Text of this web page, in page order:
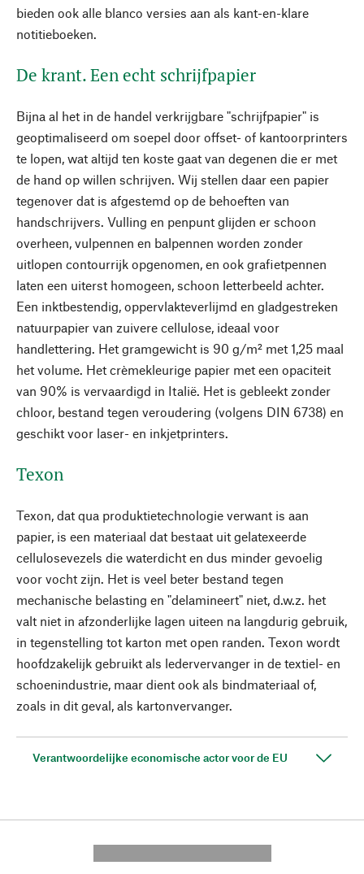
bieden ook alle blanco versies aan als kant-en-klare
notitieboeken.
De krant. Een echt schrijfpapier
Bijna al het in de handel verkrijgbare "schrijfpapier" is
geoptimaliseerd om soepel door offset- of kantoorprinters
te lopen, wat altijd ten koste gaat van degenen die er met
de hand op willen schrijven. Wij stellen daar een papier
tegenover dat is afgestemd op de behoeften van
handschrijvers. Vulling en penpunt glijden er schoon
overheen, vulpennen en balpennen worden zonder
uitlopen contourrijk opgenomen, en ook grafietpennen
laten een uiterst homogeen, schoon letterbeeld achter.
Een inktbestendig, oppervlakteverlijmd en gladgestreken
natuurpapier van zuivere cellulose, ideaal voor
handlettering. Het gramgewicht is 90 g/m² met 1,25 maal
het volume. Het crèmekleurige papier met een opaciteit
van 90% is vervaardigd in Italië. Het is gebleekt zonder
chloor, bestand tegen veroudering (volgens DIN 6738) en
geschikt voor laser- en inkjetprinters.
Texon
Texon, dat qua produktietechnologie verwant is aan
papier, is een materiaal dat bestaat uit gelatexeerde
cellulosevezels die waterdicht en dus minder gevoelig
voor vocht zijn. Het is veel beter bestand tegen
mechanische belasting en "delamineert" niet, d.w.z. het
valt niet in afzonderlijke lagen uiteen na langdurig gebruik,
in tegenstelling tot karton met open randen. Texon wordt
hoofdzakelijk gebruikt als ledervervanger in de textiel- en
schoenindustrie, maar dient ook als bindmateriaal of,
zoals in dit geval, als kartonvervanger.
Verantwoordelijke economische actor voor de EU